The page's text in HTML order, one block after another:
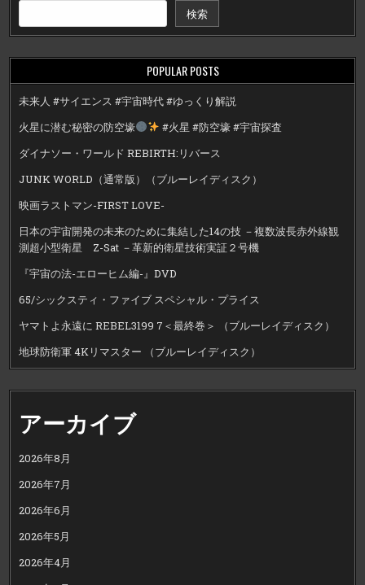
検索
POPULAR POSTS
未来人 #サイエンス #宇宙時代 #ゆっくり解説
火星に潜む秘密の防空壕
#火星 #防空壕 #宇宙探査
ダイナソー・ワールド REBIRTH:リバース
JUNK WORLD（通常版）（ブルーレイディスク）
映画ラストマン-FIRST LOVE-
日本の宇宙開発の未来のために集結した14の技 －複数波長赤外線観
測超小型衛星 Z-Sat －革新的衛星技術実証２号機
『宇宙の法-エローヒム編-』DVD
65/シックスティ・ファイブ スペシャル・プライス
ヤマトよ永遠に REBEL3199 7＜最終巻＞ （ブルーレイディスク）
地球防衛軍 4Kリマスター （ブルーレイディスク）
アーカイブ
2026年8月
2026年7月
2026年6月
2026年5月
2026年4月